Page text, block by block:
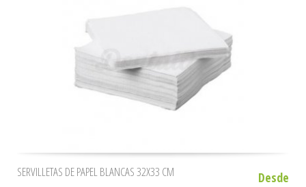
SERVILLETAS DE PAPEL BLANCAS 32X33 CM
Desde